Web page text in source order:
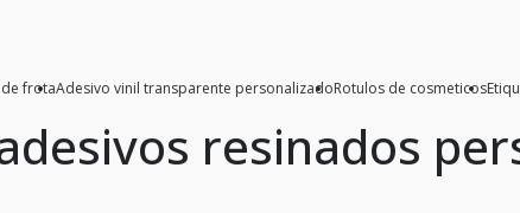
frotaAdesivo vinil transparente personalizadoRotulos de cosmeticos
resinados